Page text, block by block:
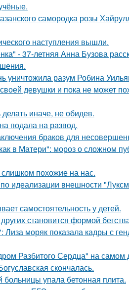
самородка розы
наступления вышли.
- 37-летняя Анна Бузова
уничтожила разум Робина
девушки и пока не может
иначе, не обидев.
подала на развод.
браков для
в Матери": мороз о сложном
похожие на нас.
идеализации внешности
самостоятельность у детей.
становится формой
моряк показала кадры с
Разбитого Сердца" на самом
скончалась.
больницы упала бетонная плита.